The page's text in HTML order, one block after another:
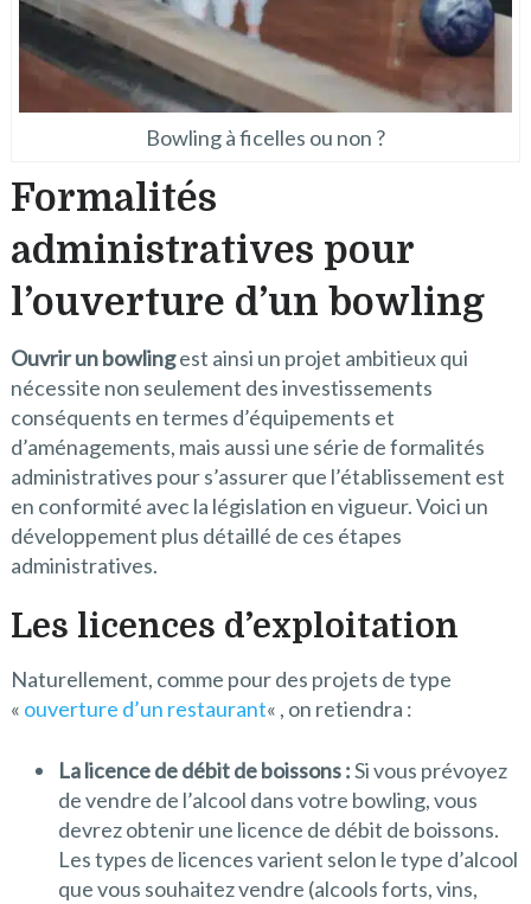
Bowling à ficelles ou non ?
Formalités
administratives pour
l’ouverture d’un bowling
Ouvrir un bowlingest ainsi un projet ambitieux qui
nécessite non seulement des investissements
conséquents en termes d’équipements et
d’aménagements, mais aussi une série de formalités
administratives pour s’assurer que l’établissement est
en conformité avec la législation en vigueur. Voici un
développement plus détaillé de ces étapes
administratives.
Les licences d’exploitation
Naturellement, comme pour des projets de type
« ouverture d’un restaurant« , on retiendra :
La licence de débit de boissons :Si vous prévoyez
de vendre de l’alcool dans votre bowling, vous
devrez obtenir une licence de débit de boissons.
Les types de licences varient selon le type d’alcool
que vous souhaitez vendre (alcools forts, vins,